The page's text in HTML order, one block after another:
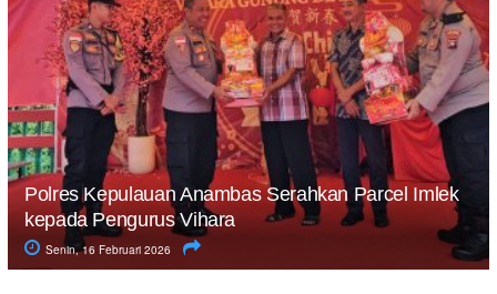
Polres Kepulauan Anambas Serahkan Parcel Imlek
kepada Pengurus Vihara
Senin, 16 Februari 2026